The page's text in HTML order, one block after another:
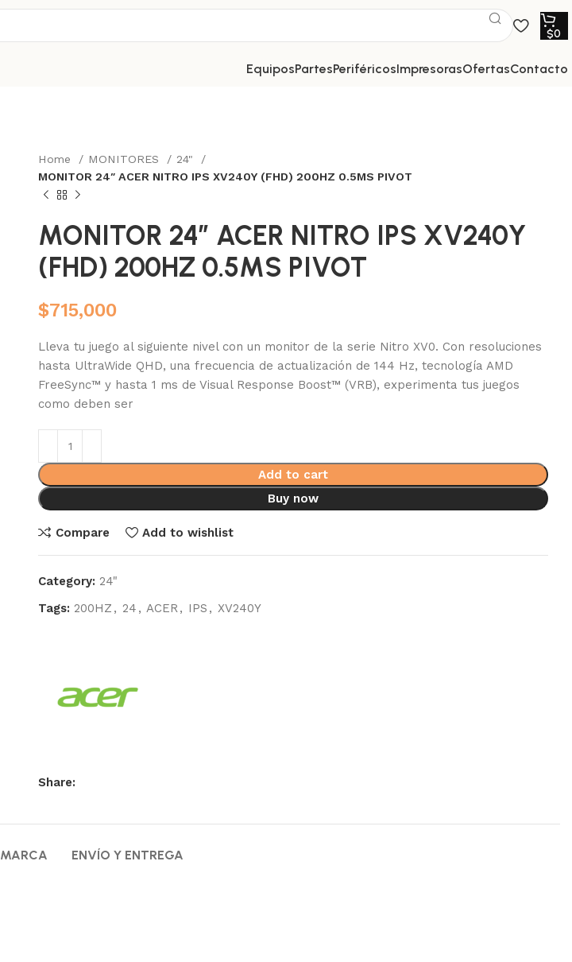
$0
equipos partes periféricos impresoras ofertas contacto
Home MONITORES
24"
MONITOR 24″ ACER NITRO IPS XV240Y (FHD) 200HZ 0.5MS PIVOT
MONITOR 24″ ACER NITRO IPS XV240Y
(FHD) 200HZ 0.5MS PIVOT
$715,000
Lleva tu juego al siguiente nivel con un monitor de la serie Nitro XV0. Con resoluciones
hasta UltraWide QHD, una frecuencia de actualización de 144 Hz, tecnología AMD
FreeSync™ y hasta 1 ms de Visual Response Boost™ (VRB), experimenta tus juegos
como deben ser
Add to cart
Buy now
Compare Add to wishlist
Category: 24"
Tags: 200HZ , 24 , ACER, IPS , XV240Y
Share:
MARCA ENVÍO Y ENTREGA